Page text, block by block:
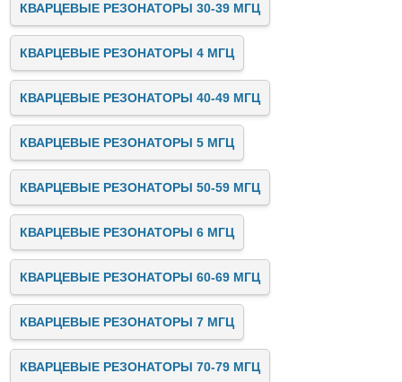
КВАРЦЕВЫЕ РЕЗОНАТОРЫ 30-39 МГЦ
КВАРЦЕВЫЕ РЕЗОНАТОРЫ 4 МГЦ
КВАРЦЕВЫЕ РЕЗОНАТОРЫ 40-49 МГЦ
КВАРЦЕВЫЕ РЕЗОНАТОРЫ 5 МГЦ
КВАРЦЕВЫЕ РЕЗОНАТОРЫ 50-59 МГЦ
КВАРЦЕВЫЕ РЕЗОНАТОРЫ 6 МГЦ
КВАРЦЕВЫЕ РЕЗОНАТОРЫ 60-69 МГЦ
КВАРЦЕВЫЕ РЕЗОНАТОРЫ 7 МГЦ
КВАРЦЕВЫЕ РЕЗОНАТОРЫ 70-79 МГЦ